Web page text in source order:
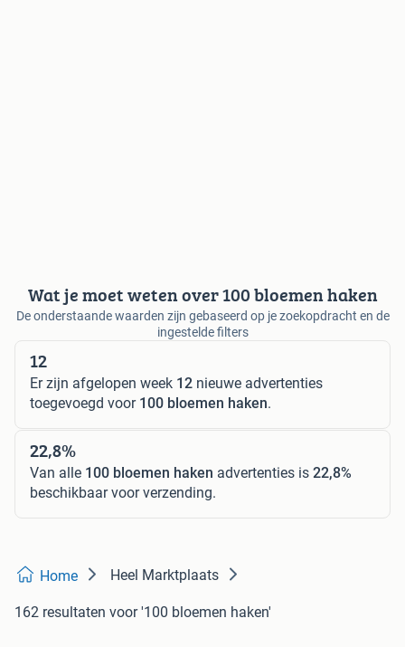
Wat je moet weten over 100 bloemen haken
De onderstaande waarden zijn gebaseerd op je zoekopdracht en de
ingestelde filters
12
Er zijn afgelopen week 12 nieuwe advertenties
toegevoegd voor 100 bloemen haken.
22,8%
Van alle 100 bloemen haken advertenties is 22,8%
beschikbaar voor verzending.
Home Heel Marktplaats
162 resultaten voor '100 bloemen haken'